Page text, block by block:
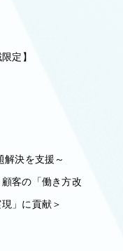
定】
決を支援～
客の「働き方改
」に貢献＞